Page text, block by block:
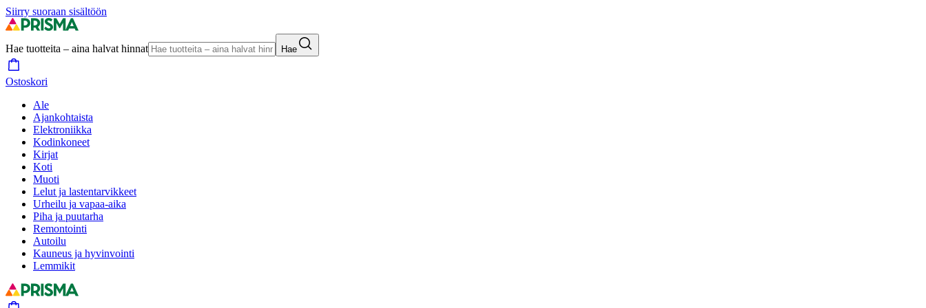
Siirry suoraan sisältöön
Hae tuotteita – aina halvat hinnat Hae
Ostoskori
Ale
Ajankohtaista
Elektroniikka
Kodinkoneet
Kirjat
Koti
Muoti
Lelut ja lastentarvikkeet
Urheilu ja vapaa-aika
Piha ja puutarha
Remontointi
Autoilu
Kauneus ja hyvinvointi
Lemmikit